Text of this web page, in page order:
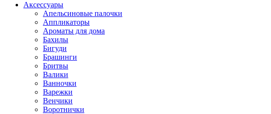
Аксессуары
Апельсиновые палочки
Аппликаторы
Ароматы для дома
Бахилы
Бигуди
Брашинги
Бритвы
Валики
Ванночки
Варежки
Венчики
Воротнички